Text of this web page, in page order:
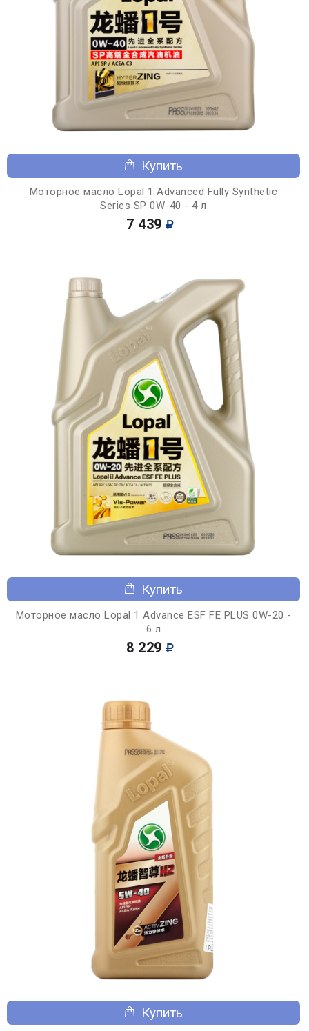
Купить
Моторное масло Lopal 1 Advanced Fully Synthetic
Series SP 0W-40 - 4 л
7 439
Купить
Моторное масло Lopal 1 Advance ESF FE PLUS 0W-20 -
6 л
8 229
Купить